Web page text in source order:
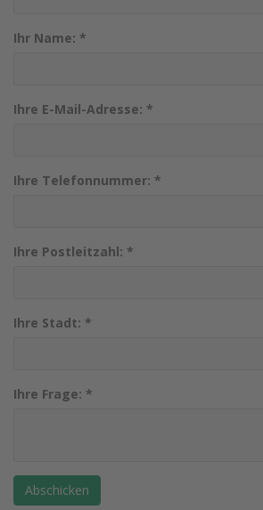
Ihr Name: *
Ihre E-Mail-Adresse: *
Ihre Telefonnummer: *
Ihre Postleitzahl: *
Ihre Stadt: *
Ihre Frage: *
Abschicken